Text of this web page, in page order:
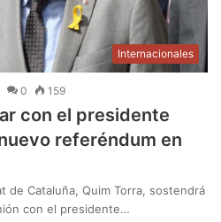
Internacionales
0 159
con el presidente
referéndum en
de Cataluña, Quim Torra, sostendrá
con el presidente…